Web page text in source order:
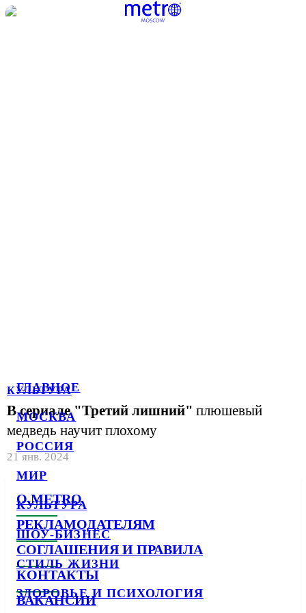
ГЛАВНОЕ
МОСКВА
РОССИЯ
МИР
КУЛЬТУРА
ШОУ-БИЗНЕС
СТИЛЬ ЖИЗНИ
ЗДОРОВЬЕ И ПСИХОЛОГИЯ
КУЛЬТУРА
В сериале "Третий лишний" плюшевый
медведь научит плохому
21 янв. 2024
О METRO
РЕКЛАМОДАТЕЛЯМ
СОГЛАШЕНИЯ И ПРАВИЛА
КОНТАКТЫ
ВАКАНСИИ